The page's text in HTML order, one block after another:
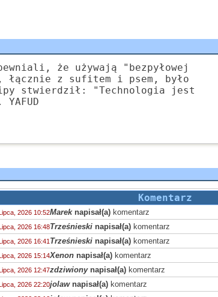
że używają "bezpyłowej
łącznie z sufitem i psem, było
stwierdził: "Technologia jest
Komentarz
2026 10:52Mareknapisał(a) komentarz
2026 16:48Trześnieski napisał(a) komentarz
2026 16:41 Trześnieski napisał(a) komentarz
2026 15:14Xenon napisał(a) komentarz
2026 12:47zdziwionynapisał(a) komentarz
2026 22:20jolawnapisał(a) komentarz